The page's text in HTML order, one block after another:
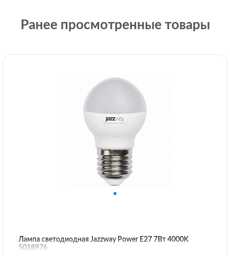
Ранее просмотренные товары
Лампа светодиодная Jazzway Power E27 7Вт 4000K
5018976